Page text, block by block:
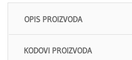
OPIS PROIZVODA
KODOVI PROIZVODA